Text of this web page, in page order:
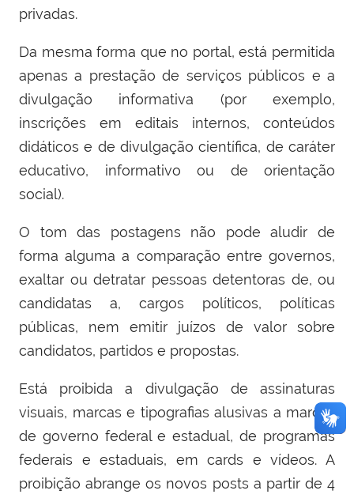
privadas.
Da mesma forma que no portal, está permitida
apenas a prestação de serviços públicos e a
divulgação informativa (por exemplo,
inscrições em editais internos, conteúdos
didáticos e de divulgação científica, de caráter
educativo, informativo ou de orientação
social).
O tom das postagens não pode aludir de
forma alguma a comparação entre governos,
exaltar ou detratar pessoas detentoras de, ou
candidatas a, cargos políticos, políticas
públicas, nem emitir juízos de valor sobre
candidatos, partidos e propostas.
Está proibida a divulgação de assinaturas
visuais, marcas e tipografias alusivas a marcas
de governo federal e estadual, de programas
federais e estaduais, em cards e vídeos. A
proibição abrange os novos posts a partir de 4